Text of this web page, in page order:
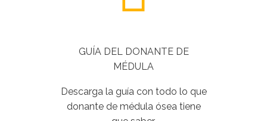
GUÍA DEL DONANTE DE
MÉDULA
Descarga la guía con todo lo que
donante de médula ósea tiene